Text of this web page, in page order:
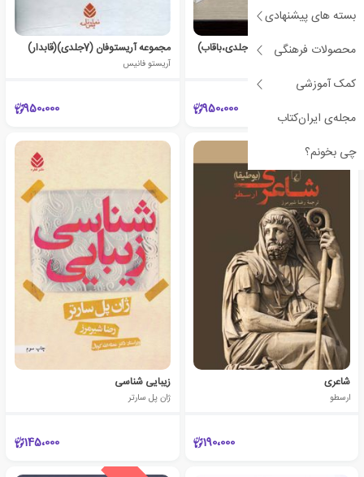
بسته های پیشنهادی
محصولات فرهنگی
کمک آموزشی
مجله‌ی ایران‌کتاب
چی بخونم؟
مجموعه آریستو فانیس (7جلدی،باقاب)
950،000
مجموعه آریستوفان (7جلدی)(قابدار)
آریستو فانیس
950،000
شاعری
ارسطو
190،000
زیبایی شناسی
ژان پل سارتر
145،000